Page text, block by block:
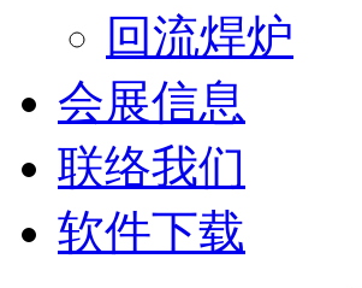
回流焊炉
会展信息
联络我们
软件下载